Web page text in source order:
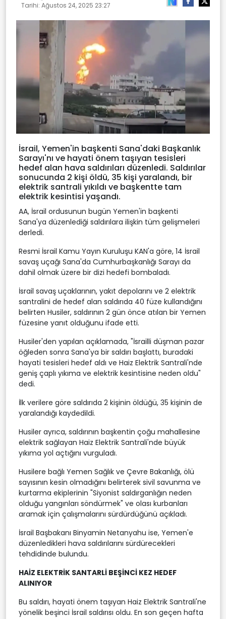
Tarihi: Ağustos 24, 2025 23:27
İsrail, Yemen'in başkenti Sana'daki Başkanlık
Sarayı'nı ve hayati önem taşıyan tesisleri
hedef alan hava saldırıları düzenledi. Saldırılar
sonucunda 2 kişi öldü, 35 kişi yaralandı, bir
elektrik santrali yıkıldı ve başkentte tam
elektrik kesintisi yaşandı.
AA, İsrail ordusunun bugün Yemen'in başkenti
Sana'ya düzenlediği saldırılara ilişkin tüm gelişmeleri
derledi.
Resmi İsrail Kamu Yayın Kuruluşu KAN'a göre, 14 İsrail
savaş uçağı Sana'da Cumhurbaşkanlığı Sarayı da
dahil olmak üzere bir dizi hedefi bombaladı.
İsrail savaş uçaklarının, yakıt depolarını ve 2 elektrik
santralini de hedef alan saldırıda 40 füze kullandığını
belirten Husiler, saldırının 2 gün önce atılan bir Yemen
füzesine yanıt olduğunu ifade etti.
Husiler'den yapılan açıklamada, "İsrailli düşman pazar
öğleden sonra Sana'ya bir saldırı başlattı, buradaki
hayati tesisleri hedef aldı ve Haiz Elektrik Santrali'nde
geniş çaplı yıkıma ve elektrik kesintisine neden oldu"
dedi.
İlk verilere göre saldırıda 2 kişinin öldüğü, 35 kişinin de
yaralandığı kaydedildi.
Husiler ayrıca, saldırının başkentin çoğu mahallesine
elektrik sağlayan Haiz Elektrik Santrali'nde büyük
yıkıma yol açtığını vurguladı.
Husilere bağlı Yemen Sağlık ve Çevre Bakanlığı, ölü
sayısının kesin olmadığını belirterek sivil savunma ve
kurtarma ekiplerinin "Siyonist saldırganlığın neden
olduğu yangınları söndürmek" ve olası kurbanları
aramak için çalışmalarını sürdürdüğünü açıkladı.
İsrail Başbakanı Binyamin Netanyahu ise, Yemen'e
düzenledikleri hava saldırılarını sürdürecekleri
tehdidinde bulundu.
HAİZ ELEKTRİK SANTARLİ BEŞİNCİ KEZ HEDEF
ALINIYOR
Bu saldırı, hayati önem taşıyan Haiz Elektrik Santrali'ne
yönelik beşinci İsrail saldırısı oldu. En son geçen hafta